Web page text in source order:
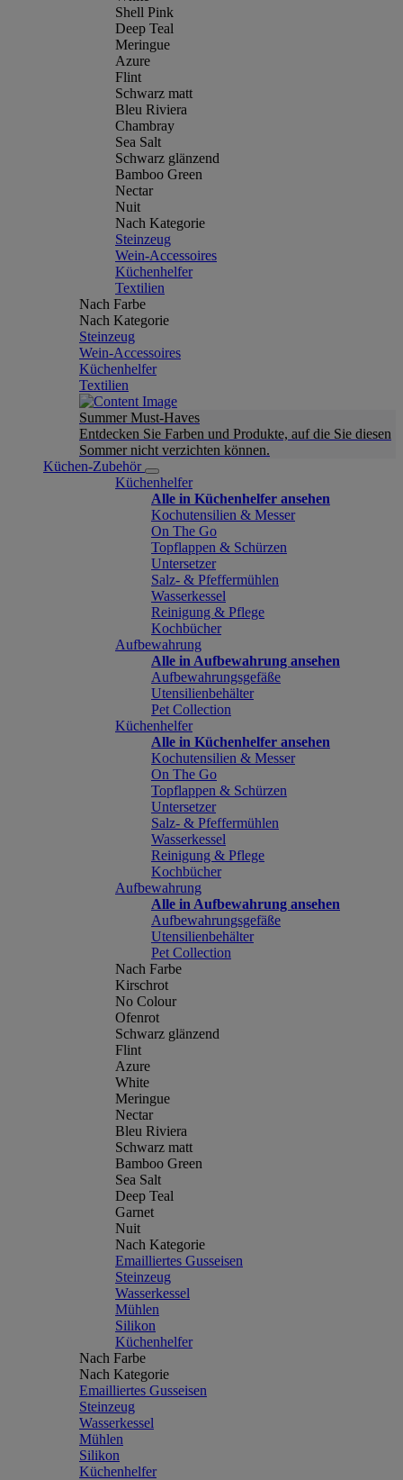
Shell Pink
Deep Teal
Meringue
Azure
Flint
Schwarz matt
Bleu Riviera
Chambray
Sea Salt
Schwarz glänzend
Bamboo Green
Nectar
Nuit
Nach Kategorie
Steinzeug
Wein-Accessoires
Küchenhelfer
Textilien
Nach Farbe
Nach Kategorie
Steinzeug
Wein-Accessoires
Küchenhelfer
Textilien
Summer Must-Haves
Entdecken Sie Farben und Produkte, auf die Sie diesen
Sommer nicht verzichten können.
Küchen-Zubehör
Küchenhelfer
Alle in Küchenhelfer ansehen
Kochutensilien & Messer
On The Go
Topflappen & Schürzen
Untersetzer
Salz- & Pfeffermühlen
Wasserkessel
Reinigung & Pflege
Kochbücher
Aufbewahrung
Alle in Aufbewahrung ansehen
Aufbewahrungsgefäße
Utensilienbehälter
Pet Collection
Küchenhelfer
Alle in Küchenhelfer ansehen
Kochutensilien & Messer
On The Go
Topflappen & Schürzen
Untersetzer
Salz- & Pfeffermühlen
Wasserkessel
Reinigung & Pflege
Kochbücher
Aufbewahrung
Alle in Aufbewahrung ansehen
Aufbewahrungsgefäße
Utensilienbehälter
Pet Collection
Nach Farbe
Kirschrot
No Colour
Ofenrot
Schwarz glänzend
Flint
Azure
White
Meringue
Nectar
Bleu Riviera
Schwarz matt
Bamboo Green
Sea Salt
Deep Teal
Garnet
Nuit
Nach Kategorie
Emailliertes Gusseisen
Steinzeug
Wasserkessel
Mühlen
Silikon
Küchenhelfer
Nach Farbe
Nach Kategorie
Emailliertes Gusseisen
Steinzeug
Wasserkessel
Mühlen
Silikon
Küchenhelfer